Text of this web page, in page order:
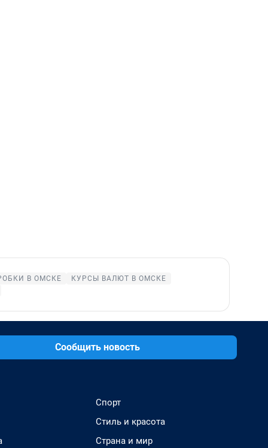
В ОМСКЕ КУРСЫ ВАЛЮТ В ОМСКЕ
Сообщить новость
Спорт
Стиль и красота
Страна и мир